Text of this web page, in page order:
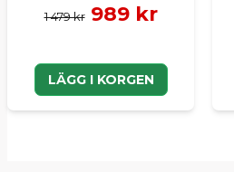
1 479 kr 989 kr
LÄGG I KORGEN